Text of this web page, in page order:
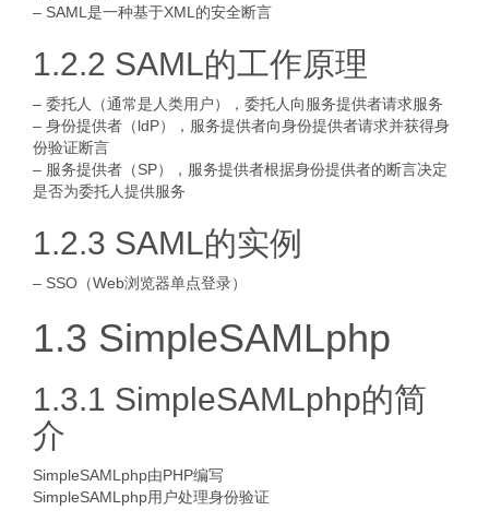
– SAML是一种基于XML的安全断言
1.2.2 SAML的工作原理
– 委托人（通常是人类用户），委托人向服务提供者请求服务
– 身份提供者（ldP），服务提供者向身份提供者请求并获得身
份验证断言
– 服务提供者（SP），服务提供者根据身份提供者的断言决定
是否为委托人提供服务
1.2.3 SAML的实例
– SSO（Web浏览器单点登录）
1.3 SimpleSAMLphp
1.3.1 SimpleSAMLphp的简
介
SimpleSAMLphp由PHP编写
SimpleSAMLphp用户处理身份验证